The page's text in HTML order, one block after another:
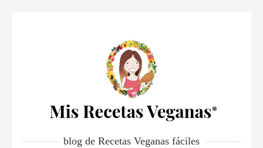
blog de Recetas Veganas fáciles